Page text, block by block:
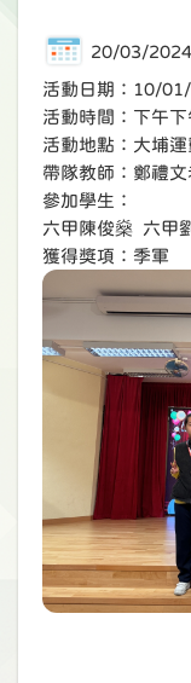
20/03/2024
活動日期：10/
活動時間：下午
活動地點：大埔運
帶隊教師：鄭禮文
參加學生：
六甲陳俊燊 六甲
獲得獎項：季軍